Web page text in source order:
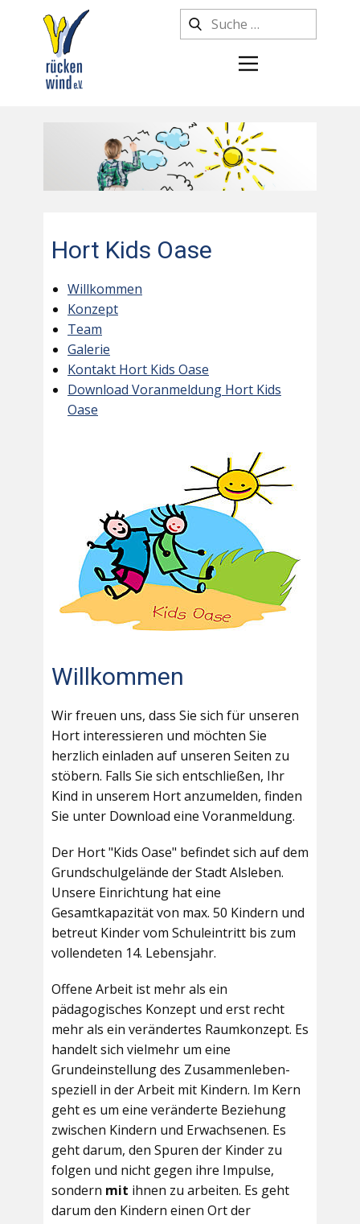
Hort Kids Oase
Willkommen
Konzept
Team
Galerie
Kontakt Hort Kids Oase
Download Voranmeldung Hort Kids
Oase
Willkommen
Wir freuen uns, dass Sie sich für unseren
Hort interessieren und möchten Sie
herzlich einladen auf unseren Seiten zu
stöbern. Falls Sie sich entschließen, Ihr
Kind in unserem Hort anzumelden, finden
Sie unter Download eine Voranmeldung.
Der Hort "Kids Oase" befindet sich auf dem
Grundschulgelände der Stadt Alsleben.
Unsere Einrichtung hat eine
Gesamtkapazität von max. 50 Kindern und
betreut Kinder vom Schuleintritt bis zum
vollendeten 14. Lebensjahr.
Offene Arbeit ist mehr als ein
pädagogisches Konzept und erst recht
mehr als ein verändertes Raumkonzept. Es
handelt sich vielmehr um eine
Grundeinstellung des Zusammenleben-
speziell in der Arbeit mit Kindern. Im Kern
geht es um eine veränderte Beziehung
zwischen Kindern und Erwachsenen. Es
geht darum, den Spuren der Kinder zu
folgen und nicht gegen ihre Impulse,
sondern mit ihnen zu arbeiten. Es geht
darum den Kindern einen Ort der